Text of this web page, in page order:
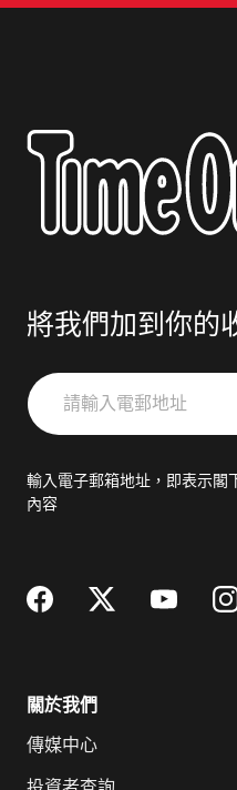
將我們加到你的
請
輸
郵
輸入電子郵箱地址，即表示閣
內容
關於我們
傳媒中心